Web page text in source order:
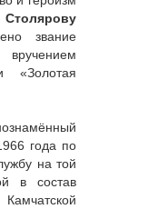
Столярову
звание
года по
на той
в состав